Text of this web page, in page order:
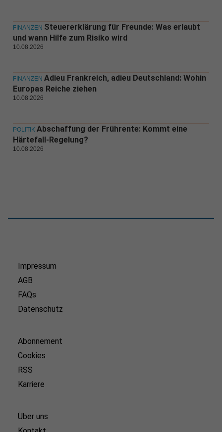
FINANZEN Steuererklärung für Freunde: Was erlaubt
und wann Hilfe zum Risiko wird
10.08.2026
FINANZEN Adieu Frankreich, adieu Deutschland: Wohin
Europas Reiche ziehen
10.08.2026
POLITIK Abschaffung der Frührente: Kommt eine
Härtefall-Regelung?
10.08.2026
Impressum
AGB
FAQs
Datenschutz
Abonnement
Cookies
RSS
Karriere
Über uns